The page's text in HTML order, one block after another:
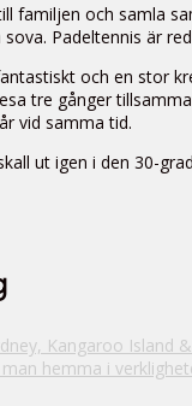
familjen och samla
Padeltennis är
och en stor
tre gånger
vid samma tid.
ut igen i den 30-
Kangaroo Island
hemma i